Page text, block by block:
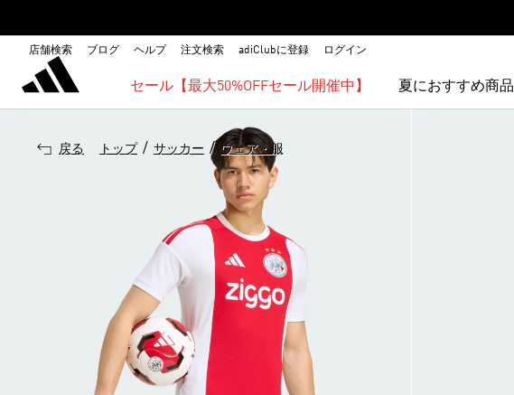
店舗検索 ブログ ヘルプ 注文検索 adiClubに登録 ログイン
セール【最大50%OFFセール開催中】 夏におすすめ商品
戻る トップ / サッカー / ウェア・服